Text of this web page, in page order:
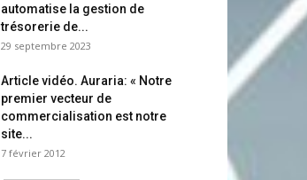
automatise la gestion de
trésorerie de...
29 septembre 2023
Article vidéo. Auraria: « Notre
premier vecteur de
commercialisation est notre
site...
7 février 2012